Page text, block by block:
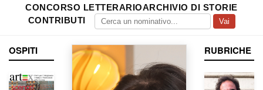
CONCORSO LETTERARIOARCHIVIO DI STORIE
CONTRIBUTI
Vai
OSPITI RUBRICHE